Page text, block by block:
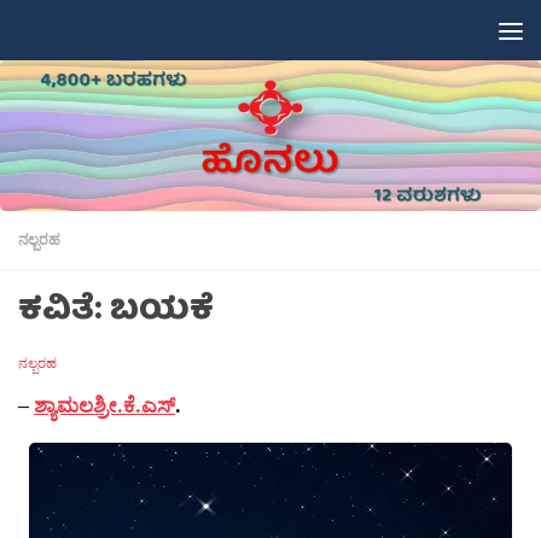
ನಲ್ಬರಹ
ಕವಿತೆ: ಬಯಕೆ
ನಲ್ಬರಹ
– ಶ್ಯಾಮಲಶ್ರೀ.ಕೆ.ಎಸ್.